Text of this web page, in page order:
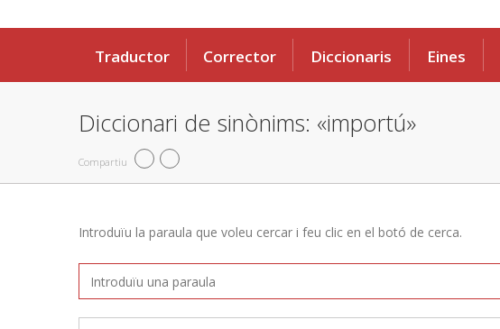
Traductor Corrector Diccionaris Eines
Diccionari de sinònims: «importú»
Compartiu
Introduïu la paraula que voleu cercar i feu clic en el botó de cerca.